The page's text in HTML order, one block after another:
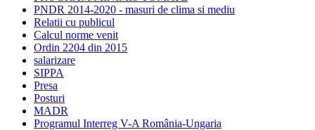
PNDR 2014-2020 - masuri de clima si mediu
Relatii cu publicul
Calcul norme venit
Ordin 2204 din 2015
salarizare
SIPPA
Presa
Posturi
MADR
Programul Interreg V-A România-Ungaria